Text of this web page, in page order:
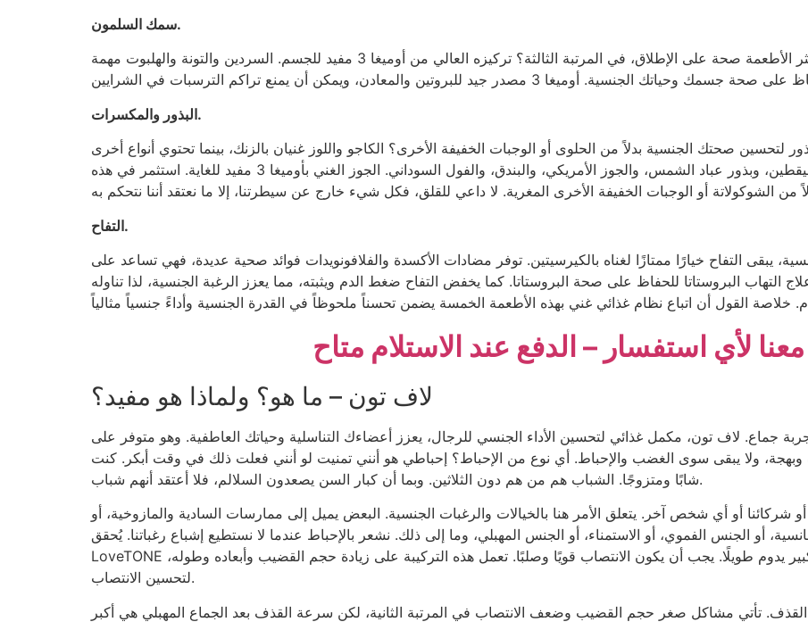
سمك السلمون.
يا رجل! كيف يمكن أن يكون السلمون، وهو من أكثر الأطعمة صحة على الإطلاق، في المرتبة الثالثة؟ تركيزه العالي من أوميغا 3 مفيد للجسم. السردين والتونة والهلبوت مهمة
البذور والمكسرات.
لتحسين صحتك الجنسية بدلاً من الحلوى أو الوجبات الخفيفة الأخرى؟ الكاجو واللوز غنيان بالزنك، بينما تحتوي أنواع أخرى
على معادن متنوعة. جرب الجوز، وبذور اليقطين، وبذور عباد الشمس، والجوز الأمريكي، والبندق، والفول السوداني. الجوز الغني بأوميغا 3 مفيد للغاية. استثمر في هذه
التفاح.
يبقى التفاح خيارًا ممتازًا لغناه بالكيرسيتين. توفر مضادات الأكسدة والفلافونويدات فوائد صحية عديدة، فهي تساعد على
البروستاتا للحفاظ على صحة البروستاتا. كما يخفض التفاح ضغط الدم ويثبته، مما يعزز الرغبة الجنسية، لذا تناوله
لأي استفسار – الدفع عند الاستلام متاح
لاف تون – ما هو؟ ولماذا هو مفيد؟
جماع. لاف تون، مكمل غذائي لتحسين الأداء الجنسي للرجال، يعزز أعضاءك التناسلية وحياتك العاطفية. وهو متوفر على
وبهجة، ولا يبقى سوى الغضب والإحباط. أي نوع من الإحباط؟ إحباطي هو أنني تمنيت لو أنني فعلت ذلك في وقت أبكر. كنت
شابًا ومتزوجًا. الشباب هم من هم دون الثلاثين. وبما أن كبار السن يصعدون السلالم، فلا أعتقد أنهم شباب.
أو شركائنا أو أي شخص آخر. يتعلق الأمر هنا بالخيالات والرغبات الجنسية. البعض يميل إلى ممارسات السادية والمازوخية، أو
أو الجنس الفموي، أو الاستمناء، أو الجنس المهبلي، وما إلى ذلك. نشعر بالإحباط عندما لا نستطيع إشباع رغباتنا. يُحقق
LoveTONE أحلام غرفة النوم الخفية. يرغب الرجال في قضيب كبير يدوم طويلًا. يجب أن يكون الانتصاب قويًا وصلبًا. تعمل هذه التركيبة على زيادة حجم القضيب وأبعاده وطوله،
لتحسين الانتصاب.
تأتي مشاكل صغر حجم القضيب وضعف الانتصاب في المرتبة الثانية، لكن سرعة القذف بعد الجماع المهبلي هي أكبر